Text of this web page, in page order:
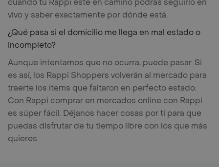
cuando tu Rappi esté en camino podrás seguirlo en
vivo y saber exactamente por dónde está.
¿Qué pasa si el domicilio me llega en mal estado o
incompleto?
Aunque intentamos que no ocurra, puede pasar. Si
es así, los Rappi Shoppers volverán al mercado para
traerte los ítems que faltaron en perfecto estado.
Con Rappi comprar en mercados online con Rappi
es súper fácil. Déjanos hacer cosas por ti para que
puedas disfrutar de tu tiempo libre con los que más
quieres.